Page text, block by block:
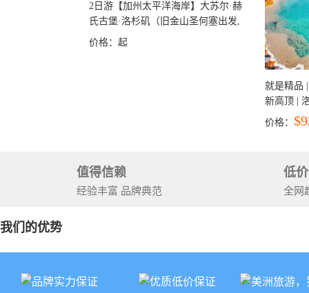
2日游【加州太平洋海岸】大苏尔·赫
氏古堡·洛杉矶（旧金山圣何塞出发,
洛杉矶结束）
价格： 起
就是精品
新高顶 |
彩穴+马
价格：
值得信赖
经验丰富 品牌典范
低
全网
我们的优势